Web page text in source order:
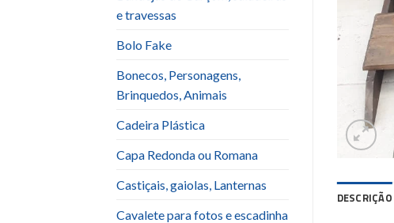
e travessas
Bolo Fake
Bonecos, Personagens,
Brinquedos, Animais
Cadeira Plástica
Capa Redonda ou Romana
Castiçais, gaiolas, Lanternas
Cavalete para fotos e escadinha
DESCRIÇÃO